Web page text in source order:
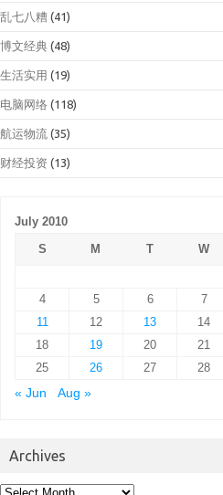
乱七八糟 (41)
博文经典 (48)
生活实用 (19)
电脑网络 (118)
航运物流 (35)
财经投资 (13)
July 2010
S
M T W
4
5 6 7
11
12 13 14
18
19 20 21
25
26 27 28
« Jun
Aug »
Archives
Archives